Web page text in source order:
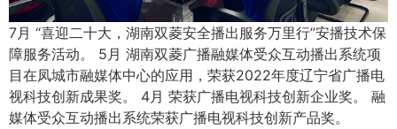
7月 “喜迎二十大，湖南双菱安全播出服务万里行”安播技术保
障服务活动。 5月 湖南双菱广播融媒体受众互动播出系统项
目在凤城市融媒体中心的应用，荣获2022年度辽宁省广播电
视科技创新成果奖。 4月 荣获广播电视科技创新企业奖。 融
媒体受众互动播出系统荣获广播电视科技创新产品奖。